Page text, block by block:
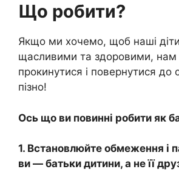
Що робити?
Якщо ми хочемо, щоб наші
щасливими та здоровими, нам
прокинутися і повернутися
пізно!
Ось що ви повинні робити як
1. Встановлюйте обмеження і
ви — батьки дитини, а не її